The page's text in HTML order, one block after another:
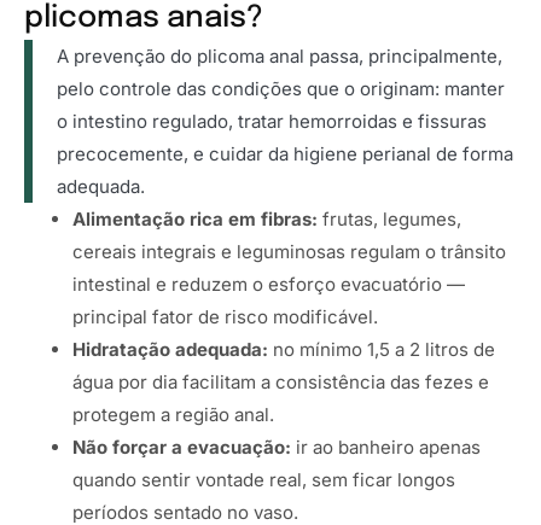
plicomas anais?
A prevenção do plicoma anal passa, principalmente,
pelo controle das condições que o originam: manter
o intestino regulado, tratar hemorroidas e fissuras
precocemente, e cuidar da higiene perianal de forma
adequada.
Alimentação rica em fibras: frutas, legumes,
cereais integrais e leguminosas regulam o trânsito
intestinal e reduzem o esforço evacuatório —
principal fator de risco modificável.
Hidratação adequada: no mínimo 1,5 a 2 litros de
água por dia facilitam a consistência das fezes e
protegem a região anal.
Não forçar a evacuação: ir ao banheiro apenas
quando sentir vontade real, sem ficar longos
períodos sentado no vaso.